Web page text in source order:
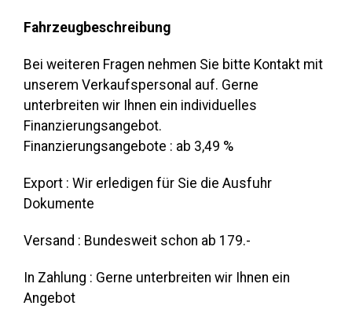
Fahrzeugbeschreibung
Bei weiteren Fragen nehmen Sie bitte Kontakt mit
unserem Verkaufspersonal auf. Gerne
unterbreiten wir Ihnen ein individuelles
Finanzierungsangebot.
Finanzierungsangebote : ab 3,49 %
Export : Wir erledigen für Sie die Ausfuhr
Dokumente
Versand : Bundesweit schon ab 179.-
In Zahlung : Gerne unterbreiten wir Ihnen ein
Angebot